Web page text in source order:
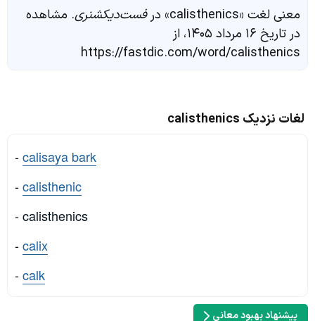
معنی لغت «calisthenics» در فست‌دیکشنری. مشاهده
در تاریخ ۱۶ مرداد ۱۴۰۵، از
https://fastdic.com/word/calisthenics
لغات نزدیک calisthenics
-calisaya bark
-calisthenic
- calisthenics
-calix
-calk
پیشنهاد بهبود معانی